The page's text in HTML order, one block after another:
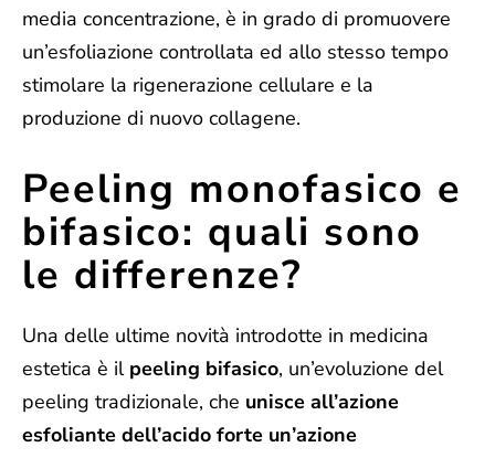
media concentrazione, è in grado di promuovere
un’esfoliazione controllata ed allo stesso tempo
stimolare la rigenerazione cellulare e la
produzione di nuovo collagene.
Peeling monofasico e
bifasico: quali sono
le differenze?
Una delle ultime novità introdotte in medicina
estetica è il peeling bifasico, un’evoluzione del
peeling tradizionale, che unisce all’azione
esfoliante dell’acido forte un’azione